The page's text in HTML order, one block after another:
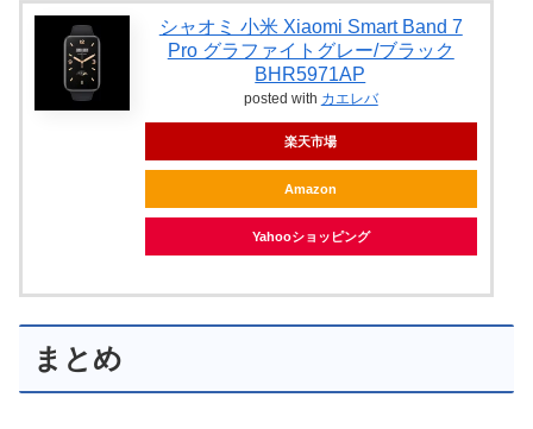
シャオミ 小米 Xiaomi Smart Band 7
Pro グラファイトグレー/ブラック
BHR5971AP
posted with カエレバ
楽天市場
Amazon
Yahooショッピング
まとめ